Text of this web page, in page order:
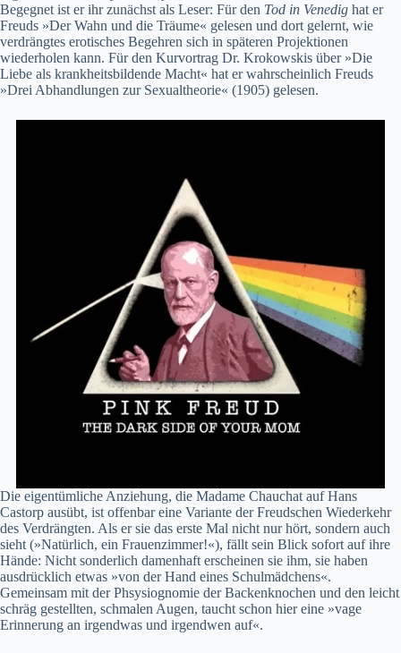
Begegnet ist er ihr zunächst als Leser: Für den Tod in Venedig hat er
Freuds »Der Wahn und die Träume« gelesen und dort gelernt, wie
verdrängtes erotisches Begehren sich in späteren Projektionen
wiederholen kann. Für den Kurvortrag Dr. Krokowskis über »Die
Liebe als krankheitsbildende Macht« hat er wahrscheinlich Freuds
»Drei Abhandlungen zur Sexualtheorie« (1905) gelesen.
Die eigentümliche Anziehung, die Madame Chauchat auf Hans
Castorp ausübt, ist offenbar eine Variante der Freudschen Wiederkehr
des Verdrängten. Als er sie das erste Mal nicht nur hört, sondern auch
sieht (»Natürlich, ein Frauenzimmer!«), fällt sein Blick sofort auf ihre
Hände: Nicht sonderlich damenhaft erscheinen sie ihm, sie haben
ausdrücklich etwas »von der Hand eines Schulmädchens«.
Gemeinsam mit der Phsysiognomie der Backenknochen und den leicht
schräg gestellten, schmalen Augen, taucht schon hier eine »vage
Erinnerung an irgendwas und irgendwen auf«.